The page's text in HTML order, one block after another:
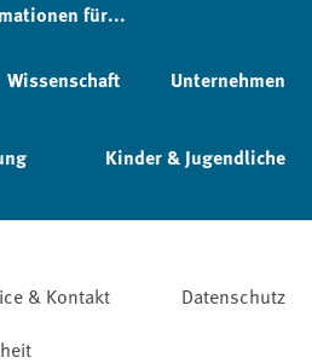
für...
Wissenschaft Unternehmen
Kinder & Jugendliche
& Kontakt
Datenschutz